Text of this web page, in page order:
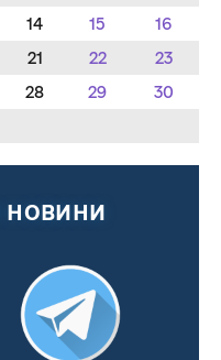
14 15
16
21 22
23
28 29
30
НОВИНИ